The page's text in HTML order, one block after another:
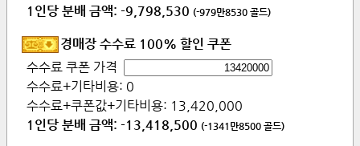
1인당 분배 금액: -9,798,530 (-979만8530 골드)
경매장 수수료 100% 할인 쿠폰
수수료 쿠폰 가격
수수료+기타비용: 0
수수료+쿠폰값+기타비용: 13,420,000
1인당 분배 금액: -13,418,500 (-1341만8500 골드)